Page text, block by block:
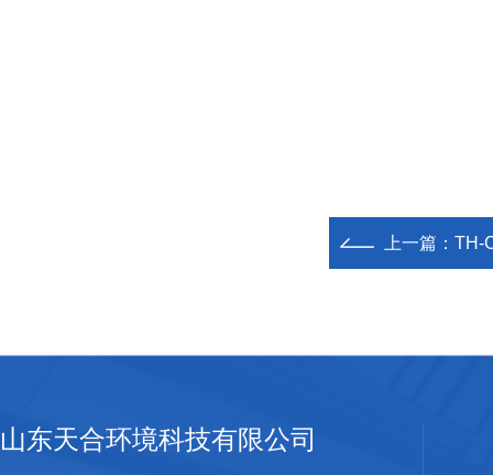
上一篇： TH-
山东天合环境科技有限公司